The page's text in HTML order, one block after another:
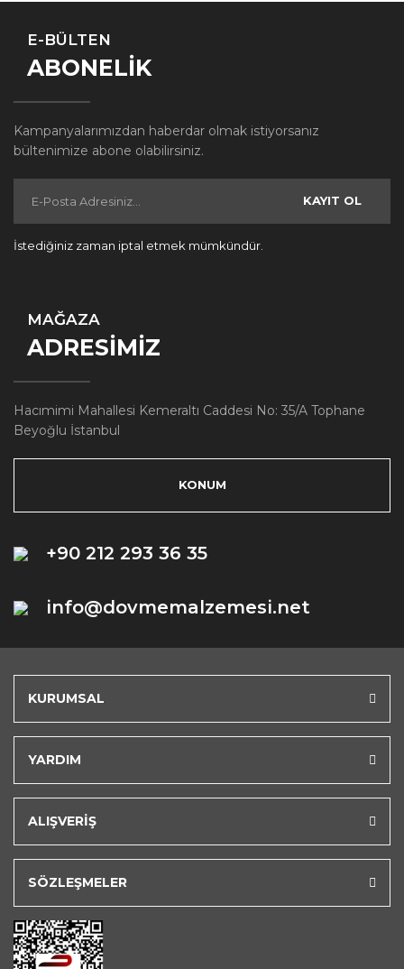
E-BÜLTEN
ABONELİK
Kampanyalarımızdan haberdar olmak istiyorsanız
bültenimize abone olabilirsiniz.
KAYIT OL
İstediğiniz zaman iptal etmek mümkündür.
MAĞAZA
ADRESİMİZ
Hacımimi Mahallesi Kemeraltı Caddesi No: 35/A Tophane
Beyoğlu İstanbul
KONUM
+90 212 293 36 35
info@dovmemalzemesi.net
KURUMSAL
YARDIM
ALIŞVERİŞ
SÖZLEŞMELER